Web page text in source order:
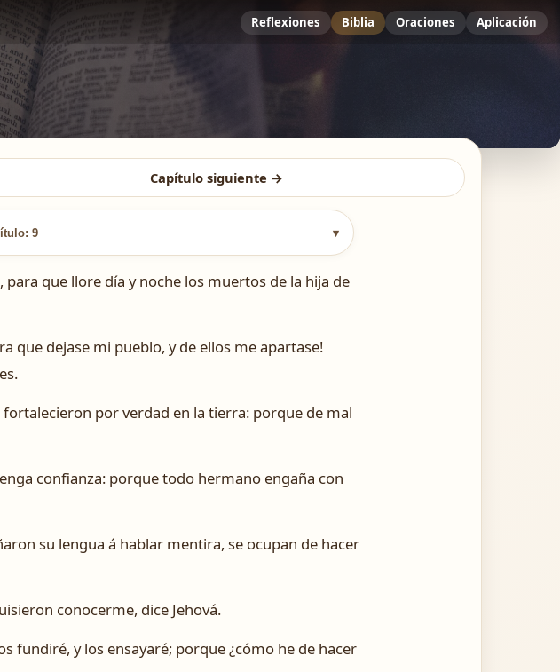
Reflexiones Biblia Oraciones Aplicación
Capítulo siguiente →
9 ▾
que llore día y noche los muertos de la hija de
que dejase mi pueblo, y de ellos me apartase!
por verdad en la tierra: porque de mal
confianza: porque todo hermano engaña con
su lengua á hablar mentira, se ocupan de hacer
conocerme, dice Jehová.
fundiré, y los ensayaré; porque ¿cómo he de hacer